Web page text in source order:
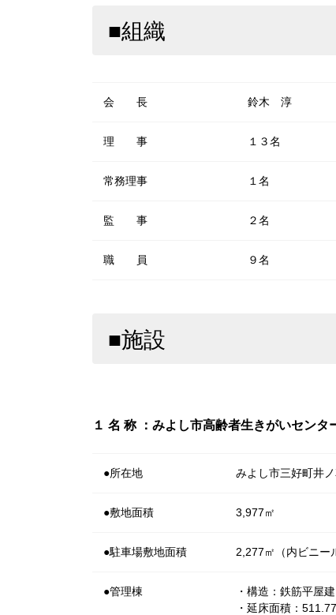
■組織
会 長 鈴木 淳
理 事 １３名
常務理事 １名
監 事 ２名
職 員 ９名
■施設
１ 名 称 ：みよし市高齢者生きがいセンタ
●所在地 みよし市三好町井
●敷地面積 3,977㎡
●駐車場敷地面積 2,277㎡（内ビニー
●管理棟
・構造：鉄筋平屋建
・延床面積：